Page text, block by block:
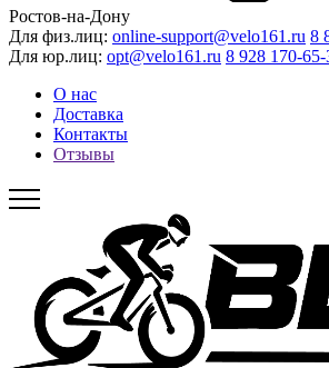
Ростов-на-Дону
Для физ.лиц: online-support@velo161.ru 8
Для юр.лиц: opt@velo161.ru 8 928 170-65-
О нас
Доставка
Контакты
Отзывы